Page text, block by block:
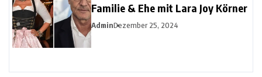
Familie & Ehe mit Lara Joy Körner
AdminDezember 25, 2024